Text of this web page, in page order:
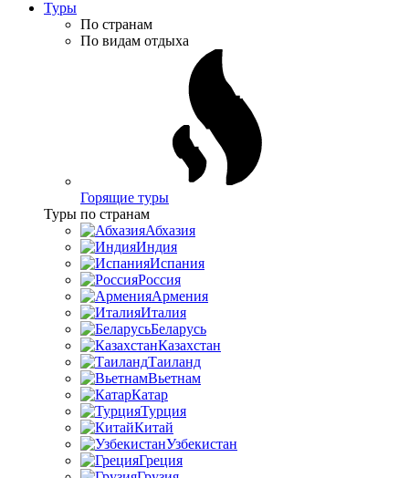
Туры
По странам
По видам отдыха
Горящие туры
Туры по странам
Абхазия
Индия
Испания
Россия
Армения
Италия
Беларусь
Казахстан
Таиланд
Вьетнам
Катар
Турция
Китай
Узбекистан
Греция